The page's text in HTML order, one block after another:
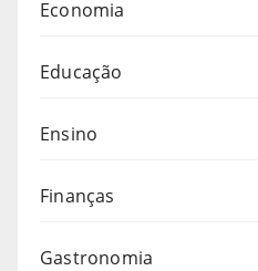
Economia
Educação
Ensino
Finanças
Gastronomia